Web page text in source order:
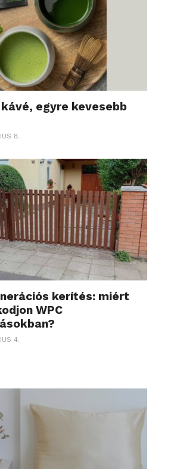
egyre kevesebb
8.
kerítés: miért
WPC
4.